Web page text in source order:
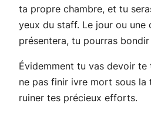
ta propre chambre, et tu
yeux du staff. Le jour ou une
présentera, tu pourras
Évidemment tu vas devoir
ne pas finir ivre mort sous la
ruiner tes précieux efforts.